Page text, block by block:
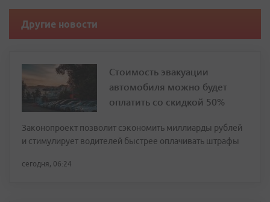
Другие новости
Стоимость эвакуации
автомобиля можно будет
оплатить со скидкой 50%
Законопроект позволит сэкономить миллиарды рублей
и стимулирует водителей быстрее оплачивать штрафы
сегодня, 06:24